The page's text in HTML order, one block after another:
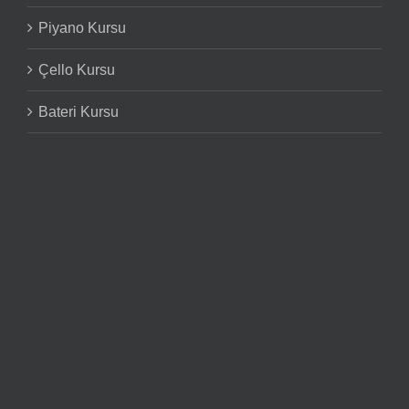
Piyano Kursu
Çello Kursu
Bateri Kursu